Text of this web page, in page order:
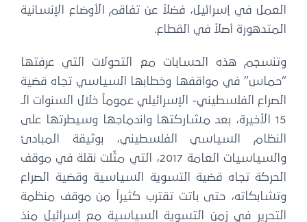
العمل في إسرائيل، فضلاً عن تفاقم الأوضاع الإنسانية
المتدهورة أصلاً في القطاع.
وتنسجم هذه الحسابات مع التحولات التي عرفتها
“حماس” في مواقفها وخطابها السياسي تجاه قضية
الصراع الفلسطيني- الإسرائيلي عموماً خلال السنوات الـ
15 الأخيرة، بعد مشاركتها واندماجها وسيطرتها على
النظام السياسي الفلسطيني، بوثيقة المبادئ
والسياسيات العامة 2017، التي مثّلت نقلة في موقف
الحركة تجاه قضية التسوية السياسية وقضية الصراع
وتشابكاته، حتى باتت تقترب كثيراً من موقف منظمة
التحرير في زمن التسوية السياسية مع إسرائيل منذ